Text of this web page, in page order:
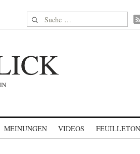
Suche nach:
MEINUNGEN VIDEOS FEUILLETON